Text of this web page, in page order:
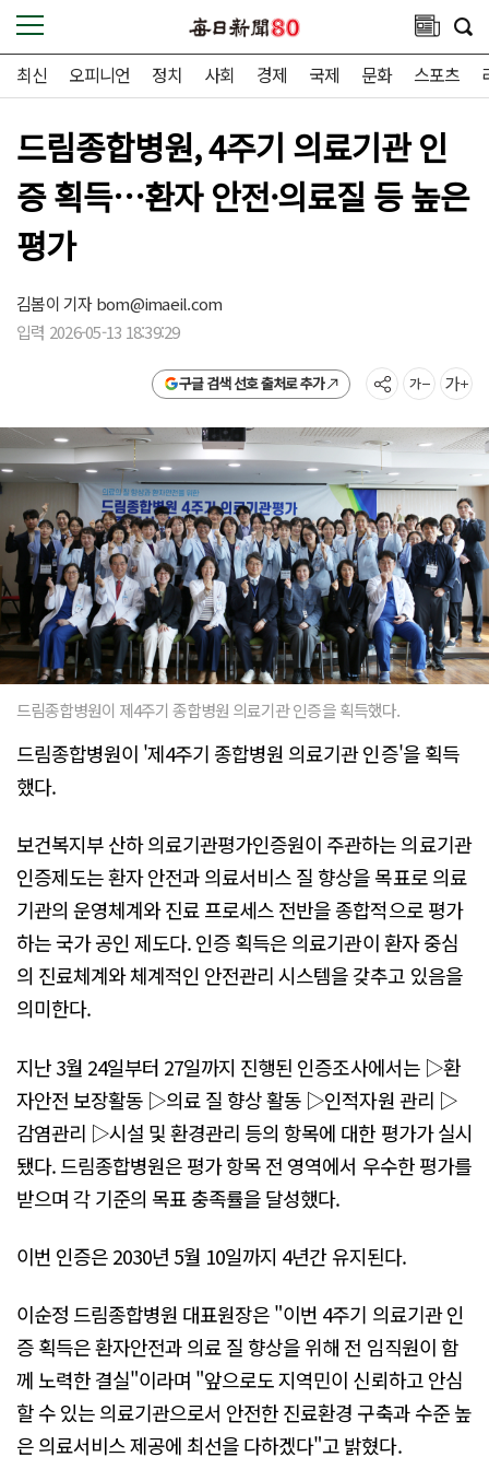
최신 오피니언 정치 사회 경제 국제 문화 스포츠
드림종합병원, 4주기 의료기관 인
증 획득…환자 안전·의료질 등 높은
평가
김봄이 기자bom@imaeil.com
입력 2026-05-13 18:39:29
구글 검색 선호 출처로 추가
드림종합병원이 제4주기 종합병원 의료기관 인증을 획득했다.
드림종합병원이 '제4주기 종합병원 의료기관 인증'을 획득
했다.
보건복지부 산하 의료기관평가인증원이 주관하는 의료기관
인증제도는 환자 안전과 의료서비스 질 향상을 목표로 의료
기관의 운영체계와 진료 프로세스 전반을 종합적으로 평가
하는 국가 공인 제도다. 인증 획득은 의료기관이 환자 중심
의 진료체계와 체계적인 안전관리 시스템을 갖추고 있음을
의미한다.
지난 3월 24일부터 27일까지 진행된 인증조사에서는 ▷환
자안전 보장활동 ▷의료 질 향상 활동 ▷인적자원 관리 ▷
감염관리 ▷시설 및 환경관리 등의 항목에 대한 평가가 실시
됐다. 드림종합병원은 평가 항목 전 영역에서 우수한 평가를
받으며 각 기준의 목표 충족률을 달성했다.
이번 인증은 2030년 5월 10일까지 4년간 유지된다.
이순정 드림종합병원 대표원장은 "이번 4주기 의료기관 인
증 획득은 환자안전과 의료 질 향상을 위해 전 임직원이 함
께 노력한 결실"이라며 "앞으로도 지역민이 신뢰하고 안심
할 수 있는 의료기관으로서 안전한 진료환경 구축과 수준 높
은 의료서비스 제공에 최선을 다하겠다"고 밝혔다.